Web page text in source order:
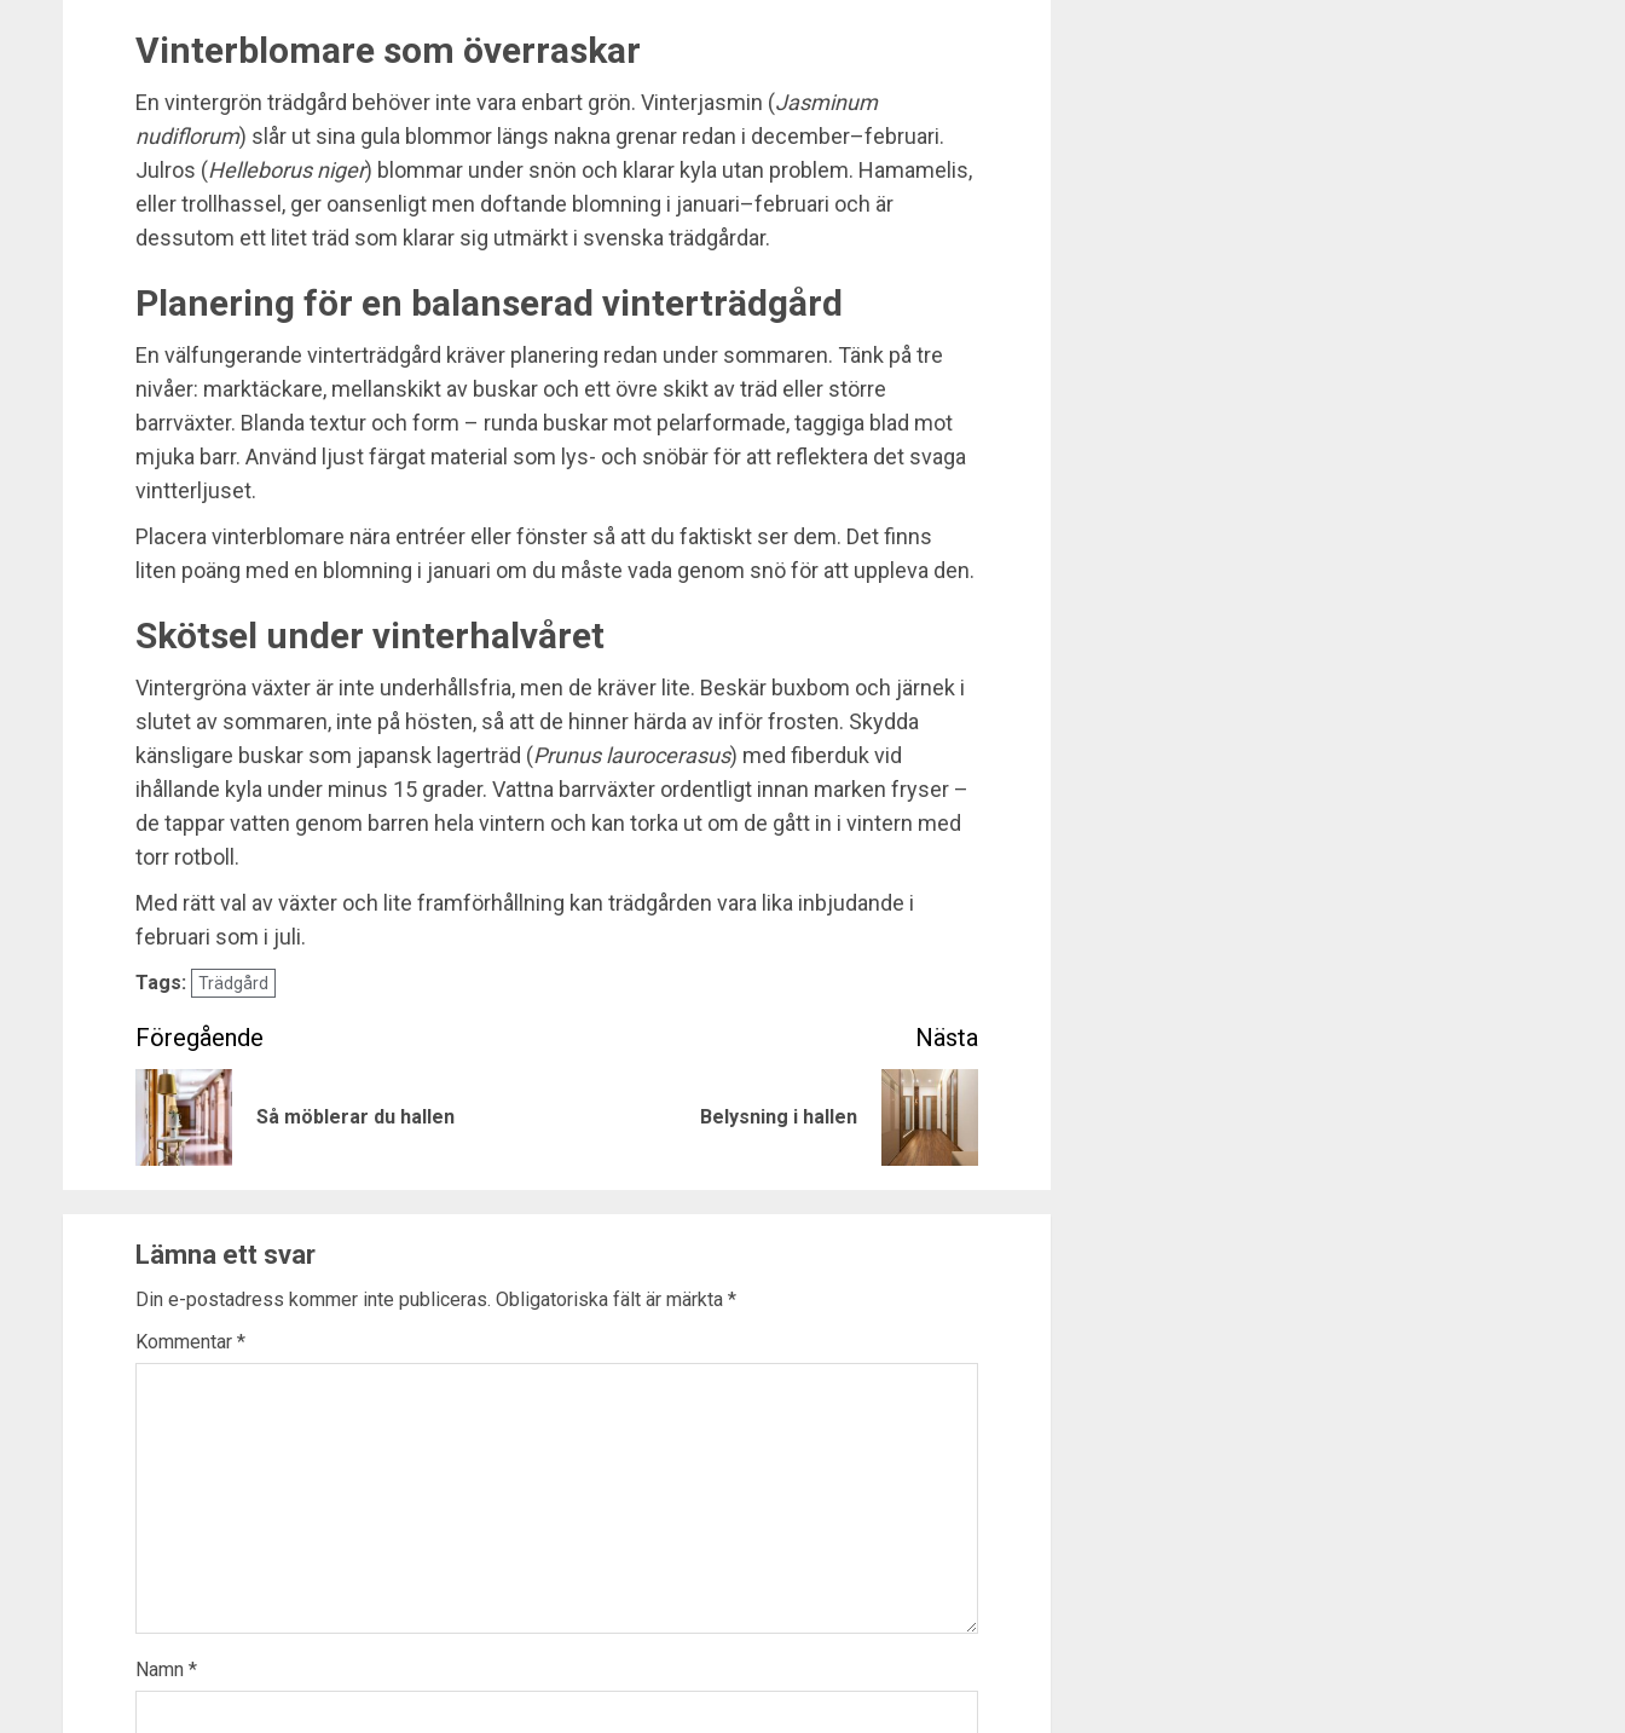
Vinterblomare som överraskar
En vintergrön trädgård behöver inte vara enbart grön. Vinterjasmin (Jasminum
nudiflorum) slår ut sina gula blommor längs nakna grenar redan i december–februari.
Julros (Helleborus niger) blommar under snön och klarar kyla utan problem. Hamamelis,
eller trollhassel, ger oansenligt men doftande blomning i januari–februari och är
dessutom ett litet träd som klarar sig utmärkt i svenska trädgårdar.
Planering för en balanserad vinterträdgård
En välfungerande vinterträdgård kräver planering redan under sommaren. Tänk på tre
nivåer: marktäckare, mellanskikt av buskar och ett övre skikt av träd eller större
barrväxter. Blanda textur och form – runda buskar mot pelarformade, taggiga blad mot
mjuka barr. Använd ljust färgat material som lys- och snöbär för att reflektera det svaga
vintterljuset.
Placera vinterblomare nära entréer eller fönster så att du faktiskt ser dem. Det finns
liten poäng med en blomning i januari om du måste vada genom snö för att uppleva den.
Skötsel under vinterhalvåret
Vintergröna växter är inte underhållsfria, men de kräver lite. Beskär buxbom och järnek i
slutet av sommaren, inte på hösten, så att de hinner härda av inför frosten. Skydda
känsligare buskar som japansk lagerträd (Prunus laurocerasus) med fiberduk vid
ihållande kyla under minus 15 grader. Vattna barrväxter ordentligt innan marken fryser –
de tappar vatten genom barren hela vintern och kan torka ut om de gått in i vintern med
torr rotboll.
Med rätt val av växter och lite framförhållning kan trädgården vara lika inbjudande i
februari som i juli.
Tags: Trädgård
Post
navigation
Så möblerar du hallen Belysning i hallen
Lämna ett svar
Din e-postadress kommer inte publiceras. Obligatoriska fält är märkta *
Kommentar *
Namn *